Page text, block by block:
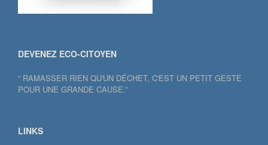
DEVENEZ ECO-CITOYEN
“ RAMASSER RIEN QU'UN DÉCHET, C'EST UN PETIT GESTE
POUR UNE GRANDE CAUSE.”
LINKS